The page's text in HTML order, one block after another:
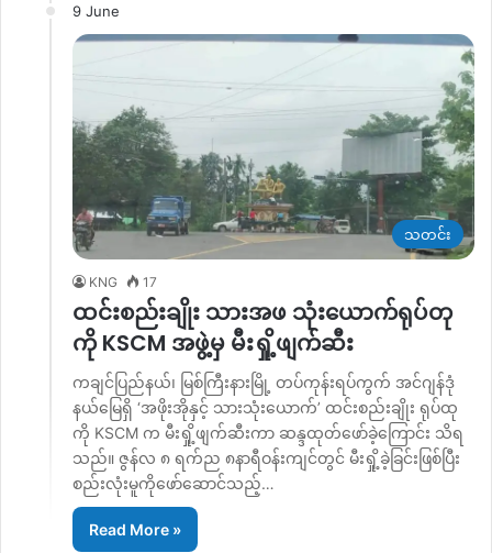
9 June
သတင်း
KNG 17
ထင်းစည်းချိုး သားအဖ သုံးယောက်ရုပ်တု
ကို KSCM အဖွဲ့မှ မီးရှို့ဖျက်ဆီး
ကချင်ပြည်နယ်၊ မြစ်ကြီးနားမြို့ တပ်ကုန်းရပ်ကွက် အင်ဂျန်ဒုံ
နယ်မြေရှိ ‘အဖိုးအိုနှင့် သားသုံးယောက်’ ထင်းစည်းချိုး ရုပ်ထု
ကို KSCM က မီးရှို့ဖျက်ဆီးကာ ဆန္ဒထုတ်ဖော်ခဲ့ကြောင်း သိရ
သည်။ ဇွန်လ ၈ ရက်ည ၈နာရီဝန်းကျင်တွင် မီးရှို့ခဲ့ခြင်းဖြစ်ပြီး
စည်းလုံးမူကိုဖော်ဆောင်သည့်…
Read More »